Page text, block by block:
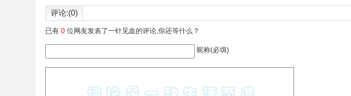
评论:(0)
已有 0 位网友发表了一针见血的评论,你还等什么？
昵称(必填)